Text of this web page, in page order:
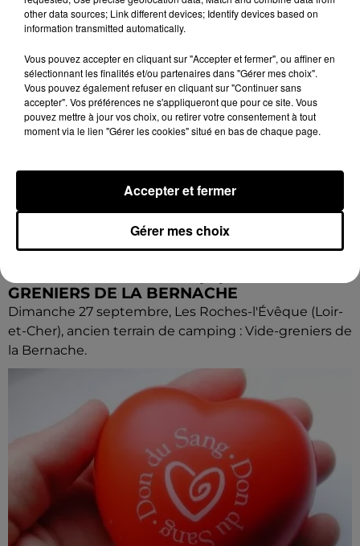
GRENIERS DE LA BERNACHE
Dimanche 27 septembre, Les Roches-l'Évêque (Loir-
et-Cher), ancien terrain de camping : Vide-greniers de
la Bernache.
other data sources; Link different devices; Identify devices based on
information transmitted automatically.
Vous pouvez accepter en cliquant sur "Accepter et fermer", ou affiner en
sélectionnant les finalités et/ou partenaires dans "Gérer mes choix".
Vous pouvez également refuser en cliquant sur "Continuer sans
accepter". Vos préférences ne s'appliqueront que pour ce site. Vous
pouvez mettre à jour vos choix, ou retirer votre consentement à tout
moment via le lien "Gérer les cookies" situé en bas de chaque page.
Gérer mes choix
Accepter et fermer